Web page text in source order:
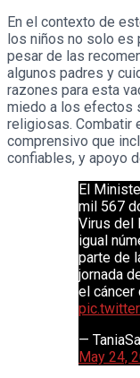
En el contexto de
los niños no solo es
pesar de las
algunos padres y
razones para esta
miedo a los efectos
religiosas. Combatir
comprensivo que
confiables, y apoyo
El
mil 567
Virus del
igual
parte de
jornada
el cáncer
—
May 24,